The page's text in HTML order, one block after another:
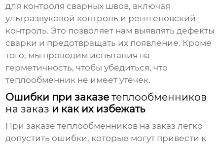
для контроля сварных швов, включая
ультразвуковой контроль и рентгеновский
контроль. Это позволяет нам выявлять дефекты
сварки и предотвращать их появление. Кроме
того, мы проводим испытания на
герметичность, чтобы убедиться, что
теплообменник не имеет утечек.
Ошибки при заказетеплообменников
на заказ и как их избежать
При заказетеплообменников на заказ легко
допустить ошибки, которые могут привести к